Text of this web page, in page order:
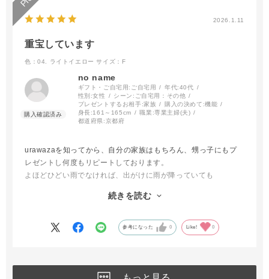
2026.1.11
重宝しています
色：04. ライトイエロー サイズ：F
no name
ギフト・ご自宅用: ご自宅用 年代:40代
性別:女性 シーン: ご自宅用：その他
プレゼントするお相手:家族 購入の決めて:機能
身長:161～165cm 職業:専業主婦(夫)
都道府県:京都府
urawazaを知ってから、自分の家族はもちろん、甥っ子にもプ
レゼントし何度もリピートしております。
よほどひどい雨でなければ、出がけに雨が降っていても
サッとしまえてるし嵩張らないし、鞄に入れられるので忘れてく
大事に手入れをしていても、傷んではくるので今回も買い替えで
が増えていくと嬉しいなと思います。
続きを読む
参考になった 0 Like! 0